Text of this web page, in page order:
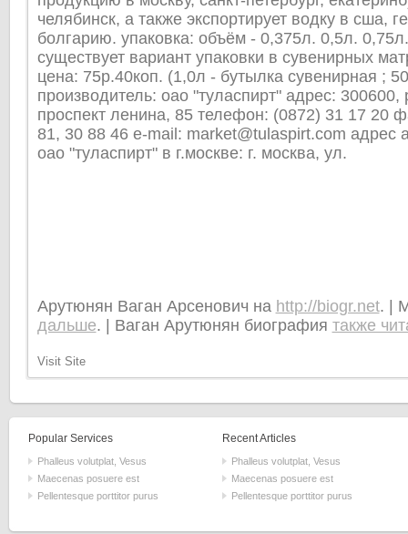
челябинск, а также экспортирует водку в сша,
болгарию. упаковка: объём - 0,375л. 0,5л.
существует вариант упаковки в сувенирных
цена: 75р.40коп. (1,0л - бутылка сувенирная ;
производитель: оао "туласпирт" адрес: 300600,
проспект ленина, 85 телефон: (0872) 31 17 20
81, 30 88 46 e-mail: market@tulaspirt.com адрес
оао "туласпирт" в г.москве: г. москва, ул.
Арутюнян Ваган Арсенович на http://biogr.net. |
дальше. | Ваган Арутюнян биография также
Visit Site
Popular Services
Phalleus volutplat, Vesus
Maecenas posuere est
Pellentesque porttitor purus
Recent Articles
Phalleus volutplat, Vesus
Maecenas posuere est
Pellentesque porttitor purus